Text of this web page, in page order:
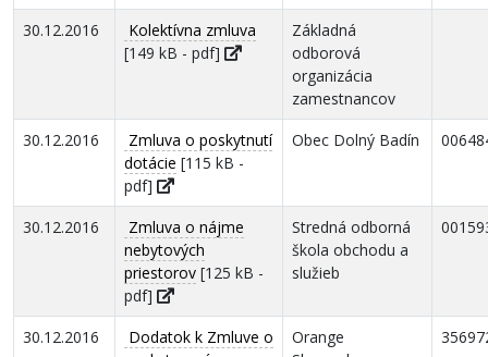
30.12.2016
Kolektívna zmluva
[149 kB - pdf]
Základná
odborová
organizácia
zamestnancov
30.12.2016
Zmluva o poskytnutí
dotácie [115 kB -
pdf]
Obec Dolný Badín
30.12.2016
Zmluva o nájme
nebytových
priestorov [125 kB -
pdf]
Stredná odborná
škola obchodu a
služieb
30.12.2016
Dodatok k Zmluve o
Orange